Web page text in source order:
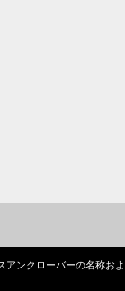
ンクローバーの名称およ